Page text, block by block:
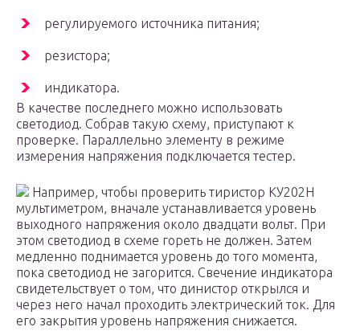
регулируемого источника питания;
резистора;
индикатора.
В качестве последнего можно использовать
светодиод. Собрав такую схему, приступают к
проверке. Параллельно элементу в режиме
измерения напряжения подключается тестер.
Например, чтобы проверить тиристор КУ202Н
мультиметром, вначале устанавливается уровень
выходного напряжения около двадцати вольт. При
этом светодиод в схеме гореть не должен. Затем
медленно поднимается уровень до того момента,
пока светодиод не загорится. Свечение индикатора
свидетельствует о том, что динистор открылся и
через него начал проходить электрический ток. Для
его закрытия уровень напряжения снижается.